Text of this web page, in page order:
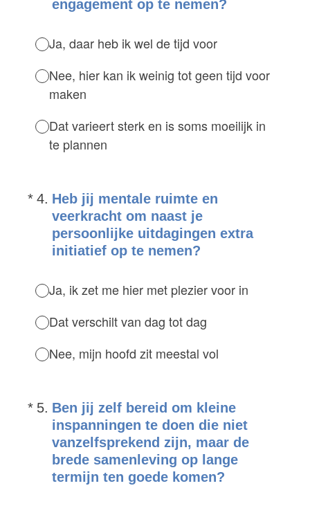
engagement op te nemen?
Ja, daar heb ik wel de tijd voor
Nee, hier kan ik weinig tot geen tijd voor
maken
Dat varieert sterk en is soms moeilijk in
te plannen
* 4. Heb jij mentale ruimte en
veerkracht om naast je
persoonlijke uitdagingen extra
initiatief op te nemen?
(Vereist.)
Ja, ik zet me hier met plezier voor in
Dat verschilt van dag tot dag
Nee, mijn hoofd zit meestal vol
* 5. Ben jij zelf bereid om kleine
inspanningen te doen die niet
vanzelfsprekend zijn, maar de
brede samenleving op lange
termijn ten goede komen?
(Vereist.)